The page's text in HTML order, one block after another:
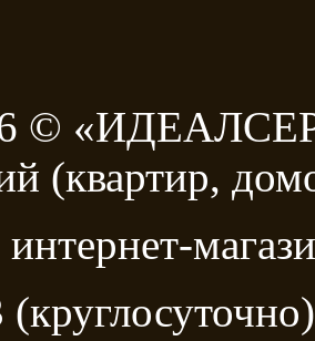
©
(квартир,
интернет-